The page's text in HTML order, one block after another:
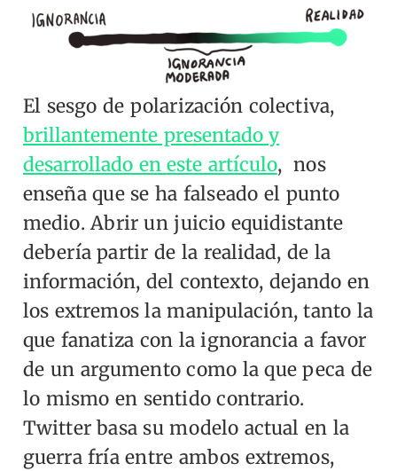
El sesgo de polarización colectiva,
brillantemente presentado y
desarrollado en este artículo, nos
enseña que se ha falseado el punto
medio. Abrir un juicio equidistante
debería partir de la realidad, de la
información, del contexto, dejando en
los extremos la manipulación, tanto la
que fanatiza con la ignorancia a favor
de un argumento como la que peca de
lo mismo en sentido contrario.
Twitter basa su modelo actual en la
guerra fría entre ambos extremos,